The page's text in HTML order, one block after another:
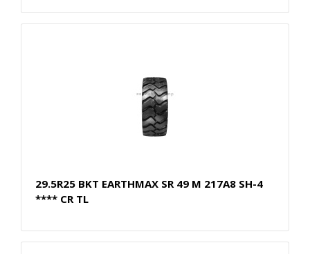
29.5R25 BKT EARTHMAX SR 49 M 217A8 SH-4
**** CR TL